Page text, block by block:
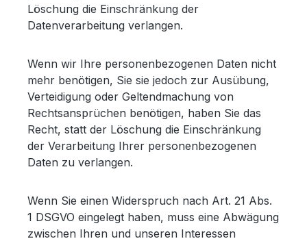
Löschung die Einschränkung der
Datenverarbeitung verlangen.
Wenn wir Ihre personenbezogenen Daten nicht
mehr benötigen, Sie sie jedoch zur Ausübung,
Verteidigung oder Geltendmachung von
Rechtsansprüchen benötigen, haben Sie das
Recht, statt der Löschung die Einschränkung
der Verarbeitung Ihrer personenbezogenen
Daten zu verlangen.
Wenn Sie einen Widerspruch nach Art. 21 Abs.
1 DSGVO eingelegt haben, muss eine Abwägung
zwischen Ihren und unseren Interessen